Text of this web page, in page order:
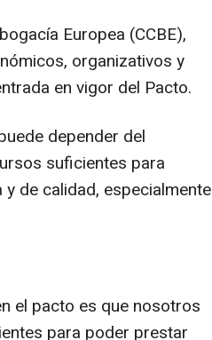
Europea (CCBE),
organizativos y
en vigor del Pacto.
depender del
suficientes para
de calidad, especialmente
el pacto es que nosotros
para poder prestar